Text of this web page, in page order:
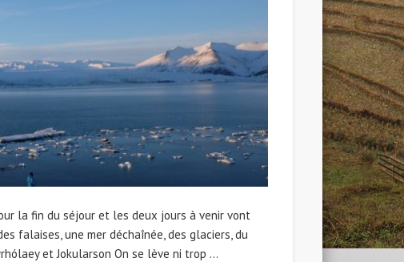
la fin du séjour et les deux jours à venir vont
falaises, une mer déchaînée, des glaciers, du
et Jokularson On se lève ni trop …